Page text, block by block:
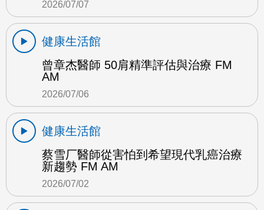
2026/07/07
健康生活館
曾章杰醫師 50肩精準評估與治療 FM
AM
2026/07/06
健康生活館
蔡雪厂醫師從害怕到希望現代乳癌治療
新趨勢 FM AM
2026/07/02